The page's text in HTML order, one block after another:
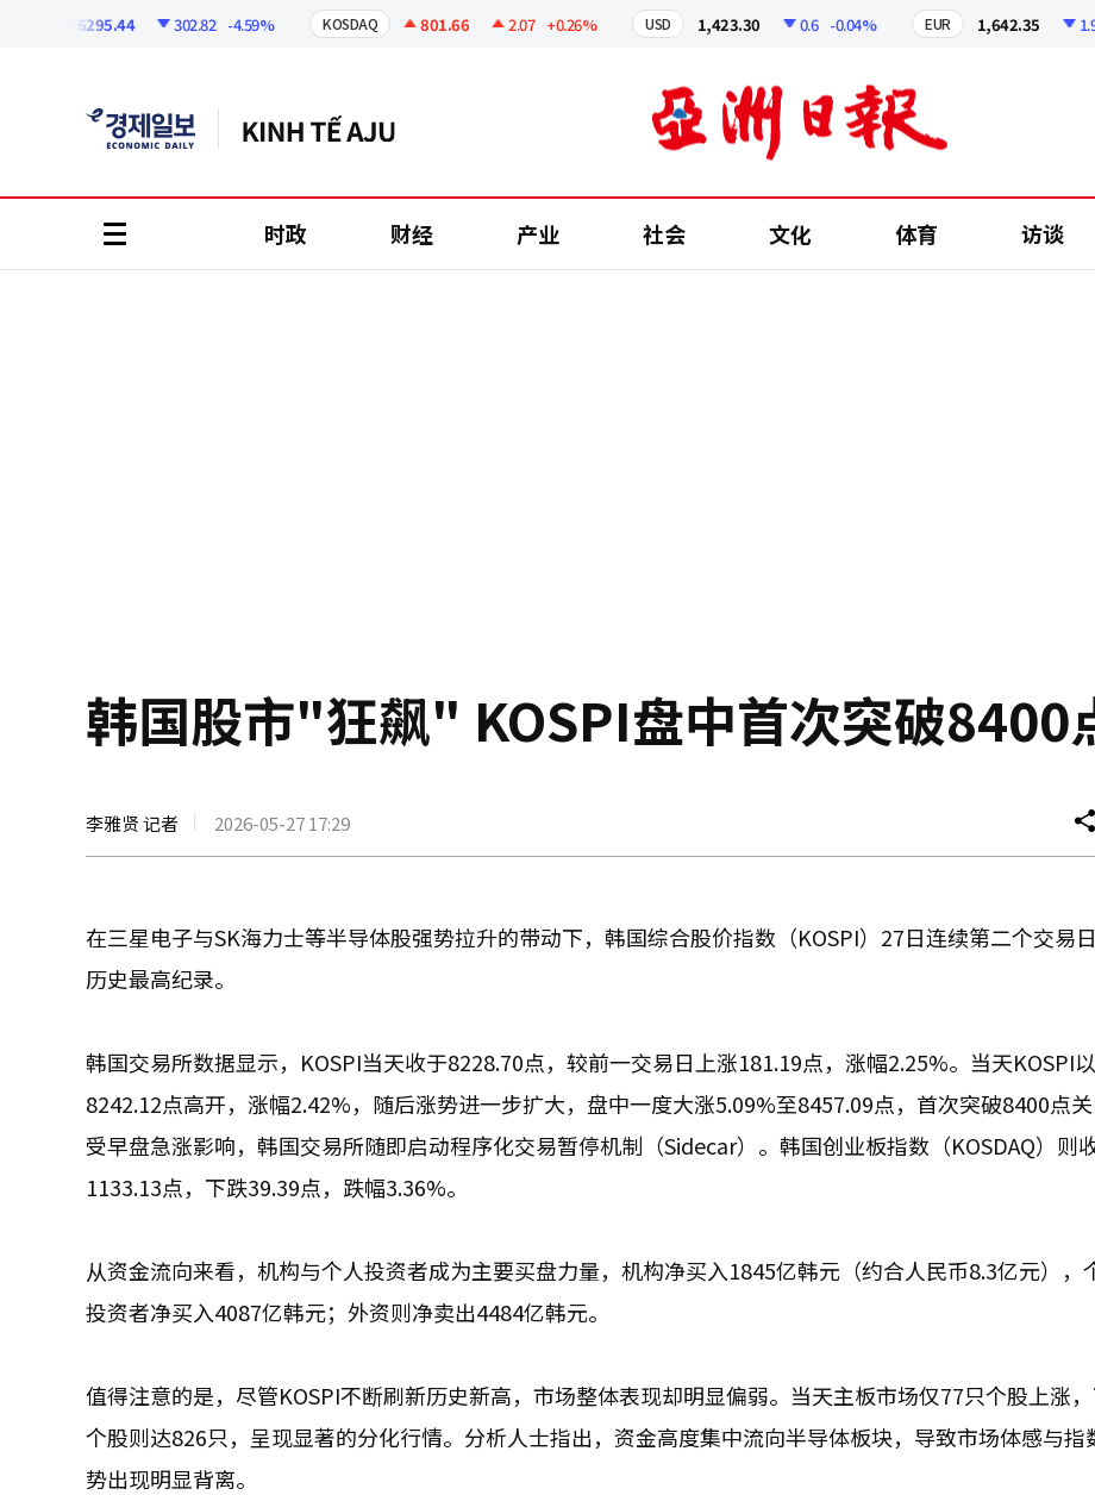
6295.44 302.82 -4.59% KOSDAQ 801.66 2.07 +0.26% USD 1,423.30 0.6 -0.04% EUR 1,642.35 1.97 -
时政 财经 产业 社会 文化 体育 访谈
韩国股市"狂飙" KOSPI盘中首次突破8400
李雅贤 记者 2026-05-27 17:29
在三星电子与SK海力士等半导体股强势拉升的带动下，韩国综合股价指数（KOSPI）27日连续第二个交易
历史最高纪录。
韩国交易所数据显示，KOSPI当天收于8228.70点，较前一交易日上涨181.19点，涨幅2.25%。当天KOSPI以
8242.12点高开，涨幅2.42%，随后涨势进一步扩大，盘中一度大涨5.09%至8457.09点，首次突破8400点关
受早盘急涨影响，韩国交易所随即启动程序化交易暂停机制（Sidecar）。韩国创业板指数（KOSDAQ）则
1133.13点，下跌39.39点，跌幅3.36%。
从资金流向来看，机构与个人投资者成为主要买盘力量，机构净买入1845亿韩元（约合人民币8.3亿元），
投资者净买入4087亿韩元；外资则净卖出4484亿韩元。
值得注意的是，尽管KOSPI不断刷新历史新高，市场整体表现却明显偏弱。当天主板市场仅77只个股上涨
个股则达826只，呈现显著的分化行情。分析人士指出，资金高度集中流向半导体板块，导致市场体感与指
势出现明显背离。